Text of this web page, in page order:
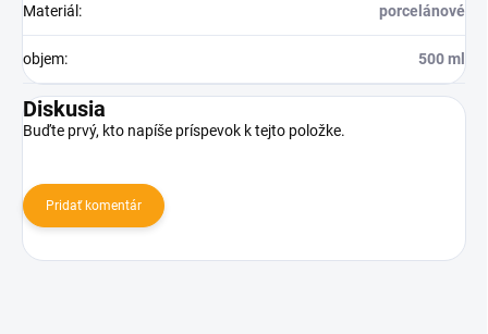
Materiál : porcelánové
objem: 500 ml
Diskusia
Buďte prvý, kto napíše príspevok k tejto položke.
Pridať komentár